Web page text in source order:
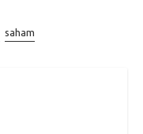
saham